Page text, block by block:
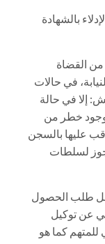
بالشهادة
من القضاة
في حالات
إلا في حالة
وجود خطر من
عليها بالسجن
لسلطات
طلب الحصول
عن توكيل
كما هو